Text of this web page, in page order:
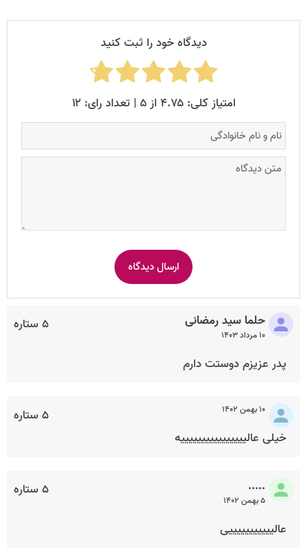
دیدگاه خود را ثبت کنید
امتیاز کلی: ۴.۷۵ از ۵ | تعداد رای: ۱۲
۵ ستاره حلما سید رمضانی
۱۰ مرداد ۱۴۰۳
پدر عزیزم دوستت دارم
۵ ستاره ۱۰ بهمن ۱۴۰۲
خیلی عالییییییییییییییییه
۵ ستاره .....
۵ بهمن ۱۴۰۲
عالیییییییییییی